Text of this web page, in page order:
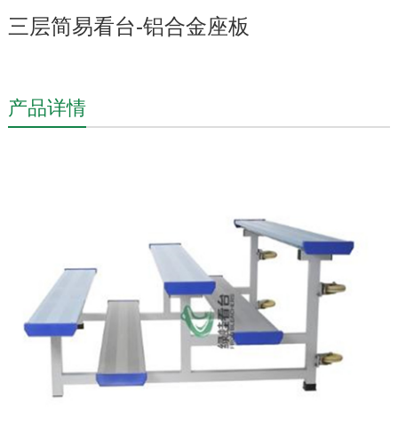
三层简易看台-铝合金座板
产品详情